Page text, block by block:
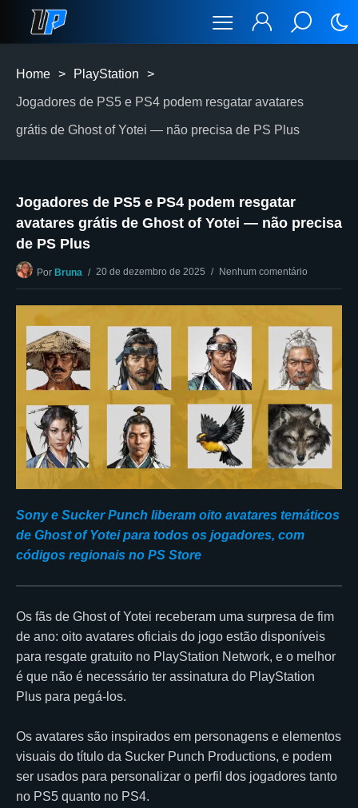
Home > PlayStation >
Jogadores de PS5 e PS4 podem resgatar avatares
grátis de Ghost of Yotei — não precisa de PS Plus
Jogadores de PS5 e PS4 podem resgatar
avatares grátis de Ghost of Yotei — não precisa
de PS Plus
Por Bruna 20 de dezembro de 2025 Nenhum comentário
Sony e Sucker Punch liberam oito avatares temáticos
de Ghost of Yotei para todos os jogadores, com
códigos regionais no PS Store
Os fãs de Ghost of Yotei receberam uma surpresa de fim
de ano: oito avatares oficiais do jogo estão disponíveis
para resgate gratuito no PlayStation Network, e o melhor
é que não é necessário ter assinatura do PlayStation
Plus para pegá-los.
Os avatares são inspirados em personagens e elementos
visuais do título da Sucker Punch Productions, e podem
ser usados para personalizar o perfil dos jogadores tanto
no PS5 quanto no PS4.